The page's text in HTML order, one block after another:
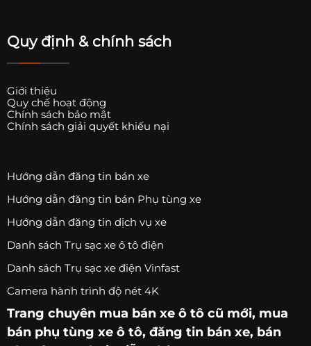
Quy định & chính sách
Giới thiệu
Quy chế hoạt động
Chính sách bảo mật
Chính sách giải quyết khiếu nại
Hướng dẫn đăng tin bán xe
Hướng dẫn đăng tin bán Phụ tùng xe
Hướng dẫn đăng tin dịch vụ xe
Danh sách Trụ sạc xe ô tô điện
Danh sách Trụ sạc xe điện Vinfast
Camera hành trình độ nét 4K
Trang chuyên mua bán xe ô tô cũ mới, mua
bán phụ tùng xe ô tô, đăng tin bán xe, bán